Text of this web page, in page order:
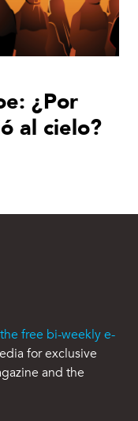
¿Por
al cielo?
free bi-weekly e-
for exclusive
and the